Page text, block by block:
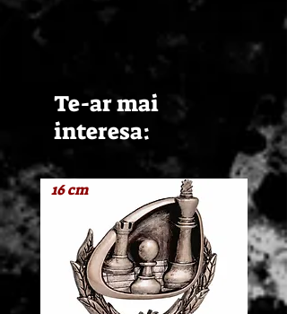
Termen de livrare: 1 - 2 zile lucratoare, din
momentul confirmarii comenzii de catre
Te-ar mai
interesa:
16 cm